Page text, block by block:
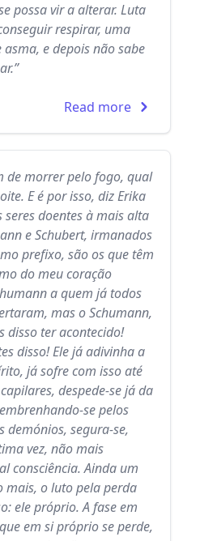
possa vir a alterar. Luta
respirar, uma
asma, e depois não sabe
Read more
de morrer pelo fogo, qual
E é por isso, diz Erika
seres doentes à mais alta
e Schubert, irmanados
prefixo, são os que têm
do meu coração
a quem já todos
mas o Schumann,
disso ter acontecido!
disso! Ele já adivinha a
já sofre com isso até
despede-se já da
se pelos
demónios, segura-se,
vez, não mais
consciência. Ainda um
mais, o luto pela perda
ele próprio. A fase em
em si próprio se perde,